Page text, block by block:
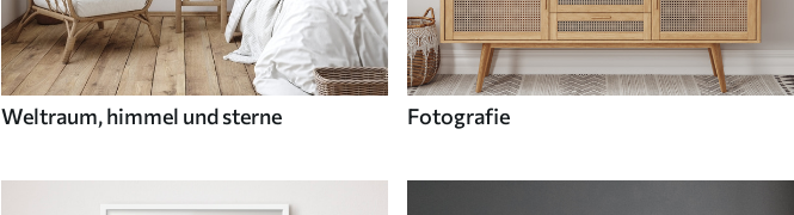
Weltraum, himmel und sterne Fotografie